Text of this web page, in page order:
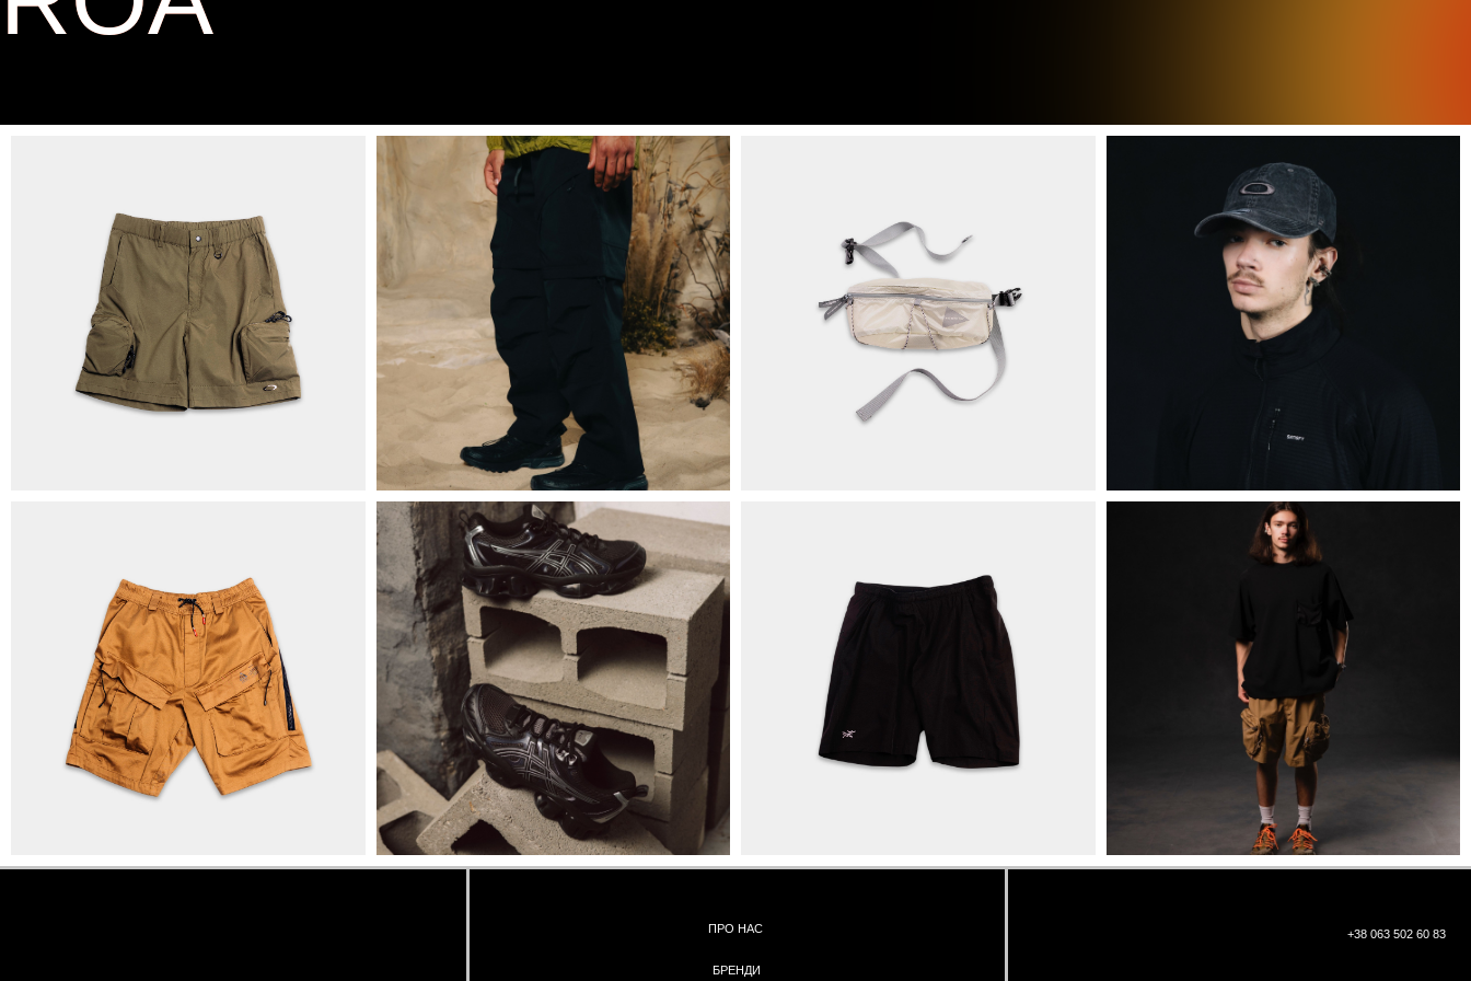
ПРО НАС
БРЕНДИ
КОНТАКТИ
ОБМІН ТА
ПОВЕРНЕННЯ
ОПЛАТА ТА ДОСТАВКА
ПОЛІТИКА КОНФІДЕНЦІЙНОСТІ
+38 063 502 60 83
КИЇВ, ВАЛЕРІЯ ЛОБАНОВСЬКОГО
9/1
ORDER@DISTANCE.COM.UA
TELEGRAM:
@DISTANCE_UA